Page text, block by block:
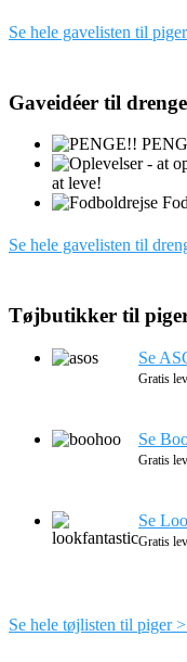
Se hele gavelisten til
Gaveidéer til
at leve!
Se hele gavelisten til
Tøjbutikker til
Se
Gratis
Se
Gratis
Se
Gratis
Se hele tøjlisten til piger